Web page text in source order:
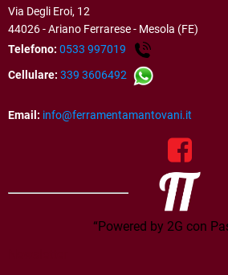
Via Degli Eroi, 12
44026 - Ariano Ferrarese - Mesola (FE)
Telefono: 0533 997019
Cellulare: 339 3606492
Email: info@ferramentamantovani.it
“Powered by 2G con